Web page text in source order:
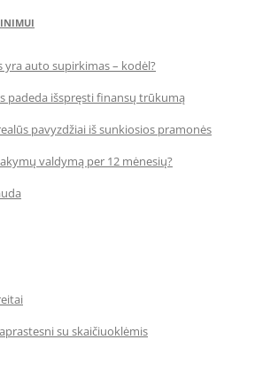
yra auto supirkimas – kodėl?
padeda išspręsti finansų trūkumą
pavyzdžiai iš sunkiosios pramonės
valdymą per 12 mėnesių?
su skaičiuoklėmis